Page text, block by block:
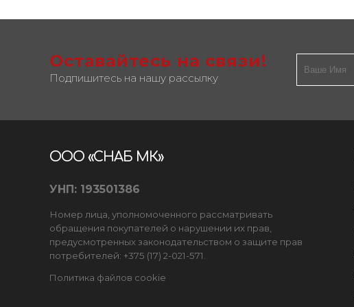
Оставайтесь на связи!
Подпишитесь на нашу рассылку
ООО «СНАБ МК»
УНП: 193501386
Номер лица, уполномоченного рассматривать
обращения покупателей о нарушении их прав,
предусмотренных законодательством о защите прав
потребителей: +375 (17) 2-021-571.
Политика файлов cookie